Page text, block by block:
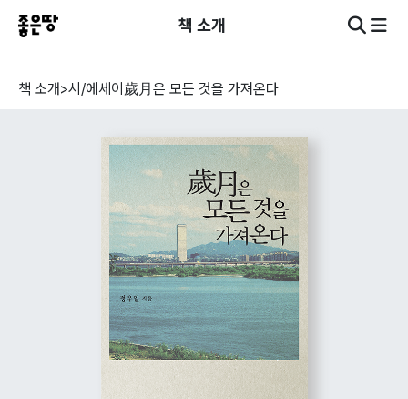
책 소개
책 소개>시/에세이 歲月은 모든 것을 가져온다